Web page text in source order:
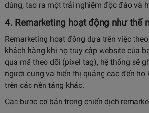
dùng, tạo ra một trải nghiệm độc đáo và
4. Remarketing hoạt động như thế
Remarketing hoạt động dựa trên việc
khách hàng khi họ truy cập website của
qua mã theo dõi (pixel tag), hệ thống sẽ
người dùng và hiển thị quảng cáo đến họ
trên các nền tảng khác.
Các bước cơ bản trong chiến dịch